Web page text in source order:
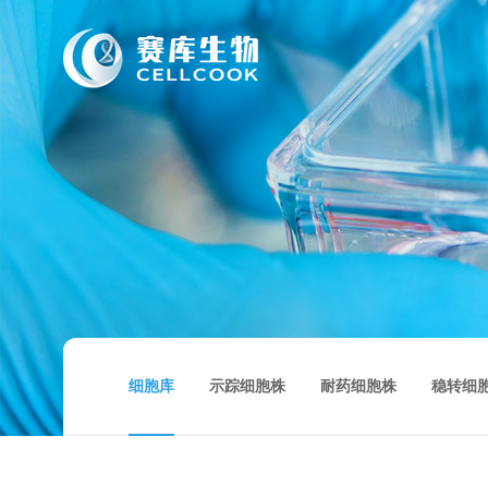
细胞库 示踪细胞株 耐药细胞株 稳转细